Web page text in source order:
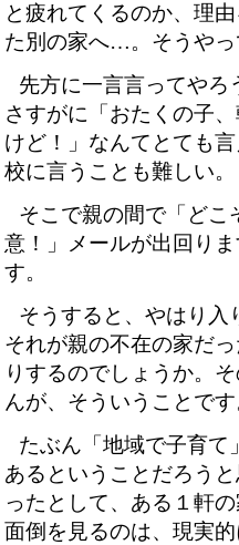
と疲れてくるのか、理
た別の家へ…。そうや
先方に一言言ってや
さすがに「おたくの子
けど！」なんてとても
校に言うことも難しい。
そこで親の間で「どこ
意！」メールが出回り
す。
そうすると、やはり入
それが親の不在の家だ
りするのでしょうか。
んが、そういうことで
たぶん「地域で子育
あるということだろう
ったとして、ある１軒
面倒を見るのは、現実